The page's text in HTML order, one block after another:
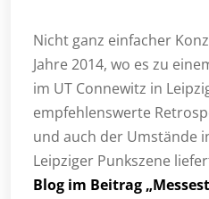
Nicht ganz einfacher
Jahre 2014, wo es zu
im UT Connewitz in
empfehlenswerte
und auch der Umstände
Leipziger Punkszene
Blog im Beitrag